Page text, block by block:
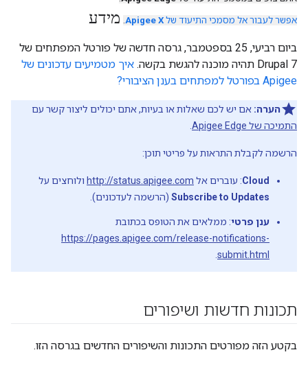
אפשר לעבור אל מסמכי התיעוד של Apigee X
. מידע
ביום רביעי, 25 בספטמבר, גרסה חדשה של פורטל המפתחים של
Drupal 7 תהיה מוכנה להגשת בקשה.
איך מטמיעים עדכונים של
Apigee בפורטל למפתחים בענן הציבורי?
הערה: אם יש לכם שאלות או בעיות, אתם יכולים ליצור קשר עם
התמיכה של Apigee Edge
הרשמה לקבלת התראות על פריטי תוכן:
Cloud: עוברים אל http://status.apigee.com ולוחצים על
Subscribe to Updates (הרשמה לעדכונים).
ענן פרטי: ממלאים את הטופס בכתובת
https://pages.apigee.com/release-notifications-
submit.html
תכונות חדשות ושיפורים
בקטע הזה מפורטים התכונות והשיפורים החדשים בגרסה הזו.